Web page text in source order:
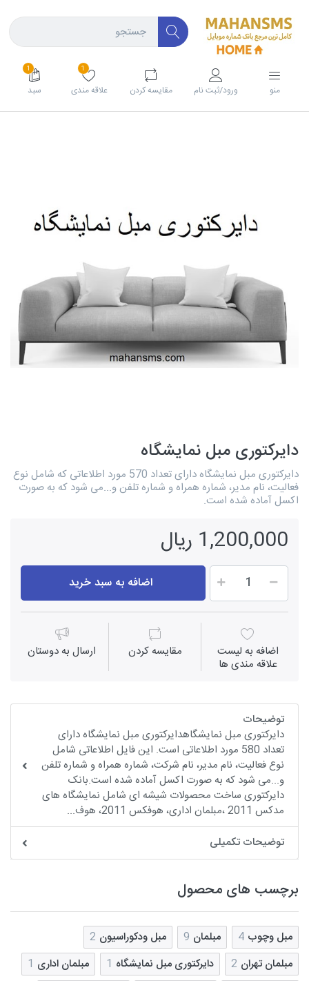
منو ورود/ثبت نام مقايسه كردن
1
علاقه مندی
1
سبد
دایرکتوری مبل نمایشگاه
دایرکتوری مبل نمایشگاه دارای تعداد 570 مورد اطلاعاتی که شامل نوع
فعالیت، نام مدیر، شماره همراه و شماره تلفن و...می شود که به صورت
اکسل آماده شده است.
1,200,000 ریال
اضافه به سبد خرید
اضافه به لیست
علاقه مندی ها
مقايسه كردن ارسال به دوستان
توضیحات
دایرکتوری مبل نمایشگاهدایرکتوری مبل نمایشگاه دارای
تعداد 580 مورد اطلاعاتی است. این فایل اطلاعاتی شامل
نوع فعالیت، نام مدیر، نام شرکت، شماره همراه و شماره تلفن
و...می شود که به صورت اکسل آماده شده است.بانک
دایرکتوری ساخت محصولات شیشه ای شامل نمایشگاه های
مدکس 2011 ،مبلمان اداری، هوفکس 2011، هوف...
توضیحات تکمیلی
برچسب های محصول
مبل وچوب 4 مبلمان 9 مبل ودکوراسیون 2
مبلمان تهران 2 دایرکتوری مبل نمایشگاه 1 مبلمان اداری 1